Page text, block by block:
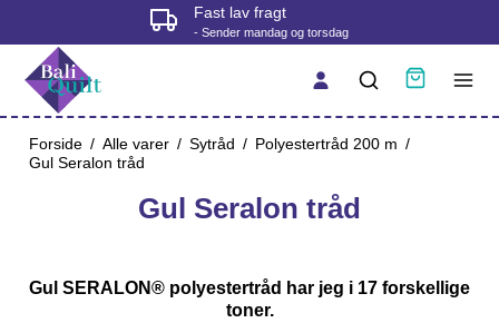
Fysisk butik i Korsør
- tjek åbningstider før du kommer
Forside / Alle varer / Sytråd / Polyestertråd 200 m /
Gul Seralon tråd
Gul Seralon tråd
Gul SERALON® polyestertråd har jeg i 17 forskellige
toner.